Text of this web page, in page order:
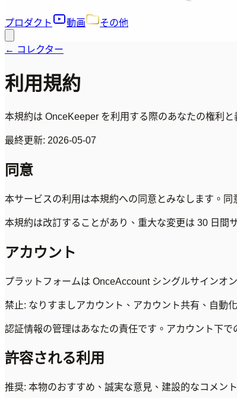
プロダクト
動画 その他
← コレクター
利用規約
本規約は OnceKeeper を利用する際のあなたの権利
最終更新: 2026-05-07
同意
本サービスの利用は本規約への同意とみなします。
本規約は改訂することがあり、重大な変更は 30 日間
アカウント
プラットフォームは OnceAccount シングルサインオ
禁止: なりすましアカウント、アカウント共有、自動
認証情報の管理はあなたの責任です。アカウント下で
許容される利用
推奨: 本物のおすすめ、誠実な意見、建設的なコメント